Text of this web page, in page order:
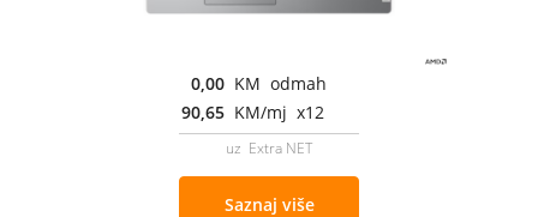
0,00 KM odmah
90,65 KM/mj x12
uz Extra NET
Saznaj više